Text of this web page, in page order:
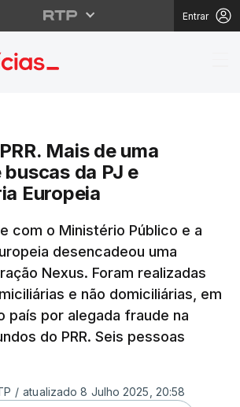
Entrar
do PRR. Mais
Mais de uma
da PJ e
Europeia
com o Ministério Público e a
desencadeou uma
Nexus. Foram realizadas
e não domiciliárias, em
país por alegada fraude na
do PRR. Seis pessoas
/ atualizado 8 Julho 2025, 20:58